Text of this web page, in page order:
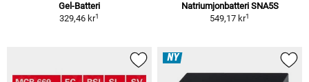
Gel-Batteri
329,46 kr1
Natriumjonbatteri SNA5S
549,17 kr1
NY